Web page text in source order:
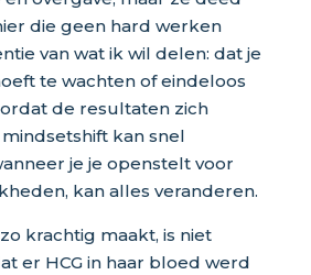
die geen hard werken
van wat ik wil delen: dat je
te wachten of eindeloos
de resultaten zich
kan snel
je je openstelt voor
kan alles veranderen.
krachtig maakt, is niet
er HCG in haar bloed werd